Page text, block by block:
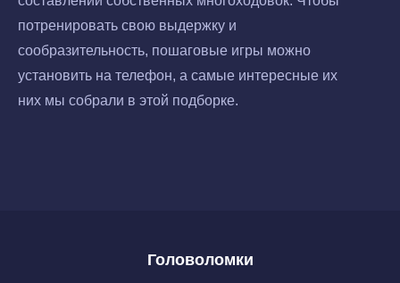
потренировать свою выдержку и
сообразительность, пошаговые игры можно
установить на телефон, а самые интересные их
них мы собрали в этой подборке.
Головоломки